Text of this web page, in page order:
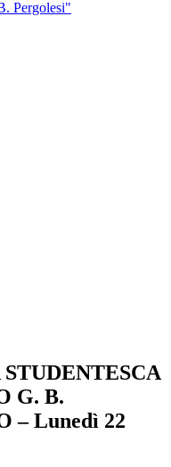
G. B.
– Lunedì 22